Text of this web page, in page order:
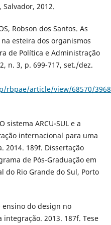
2012.
Robson dos Santos. As
esteira dos organismos
de Política e Administração
n. 3, p. 699-717, set./dez.
rbpae/article/view/68570/
sistema ARCU-SUL e a
internacional para uma
2014. 189f. Dissertação
de Pós-Graduação em
do Rio Grande do Sul, Porto
ensino do design no
2013. 187f. Tese